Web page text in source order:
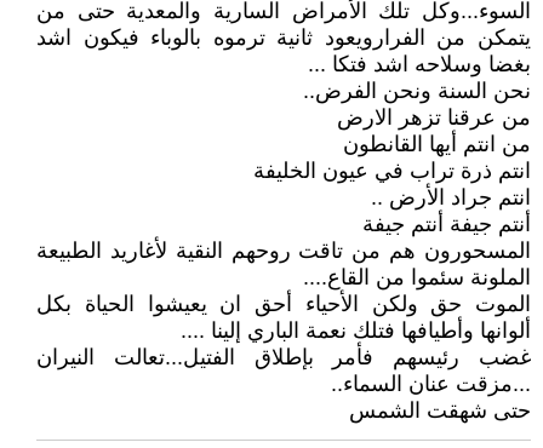
السوء...وكل تلك الأمراض السارية والمعدية حتى من
يتمكن من الفرارويعود ثانية ترموه بالوباء فيكون اشد
بغضا وسلاحه اشد فتكا ...
نحن السنة ونحن الفرض..
من عرقنا تزهر الارض
من انتم أيها القانطون
انتم ذرة تراب في عيون الخليفة
انتم جراد الأرض ..
أنتم جيفة أنتم جيفة
المسحورون هم من تاقت روحهم النقية لأغاريد الطبيعة
الملونة سئموا من القاع....
الموت حق ولكن الأحياء أحق ان يعيشوا الحياة بكل
ألوانها وأطيافها فتلك نعمة الباري إلينا ....
غضب رئيسهم فأمر بإطلاق الفتيل...تعالت النيران
...مزقت عنان السماء..
حتى شهقت الشمس